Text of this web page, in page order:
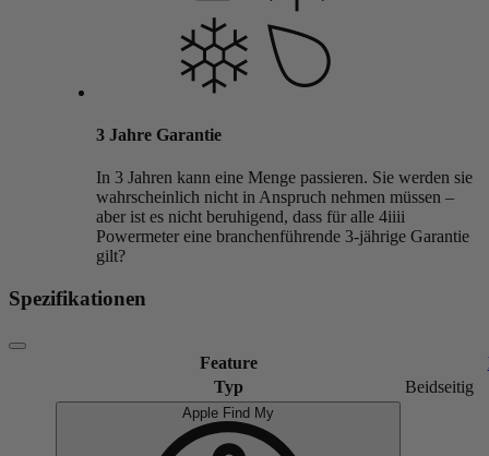
3 Jahre Garantie
In 3 Jahren kann eine Menge passieren. Sie werden sie
wahrscheinlich nicht in Anspruch nehmen müssen –
aber ist es nicht beruhigend, dass für alle 4iiii
Powermeter eine branchenführende 3-jährige Garantie
gilt?
Spezifikationen
Feature
Typ
Beidseitig
Apple Find My